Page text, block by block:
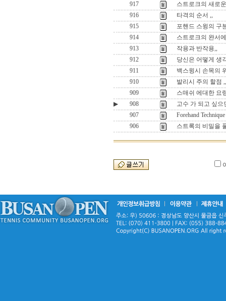
917
스트로크의 새로
916
타격의 순서 ,,
915
포핸드 스윙의 구
914
스트로크의 완서
913
작용과 반작용,,
912
당신은 어떻게 생
911
백스윙시 손목의
910
발리시 주의 할점 ,,
909
스매쉬 에대한 요
▶
908
고수 가 되고 싶으
907
Forehand
906
스트록의 비밀을